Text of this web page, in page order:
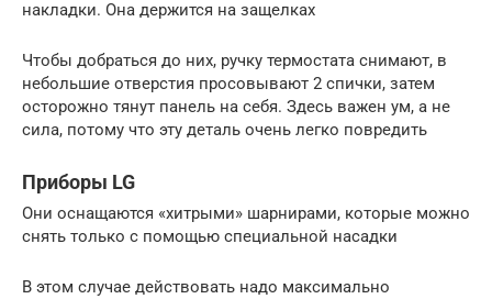
накладки. Она держится на защелках
Чтобы добраться до них, ручку термостата снимают, в
небольшие отверстия просовывают 2 спички, затем
осторожно тянут панель на себя. Здесь важен ум, а не
сила, потому что эту деталь очень легко повредить
Приборы LG
Они оснащаются «хитрыми» шарнирами, которые можно
снять только с помощью специальной насадки
В этом случае действовать надо максимально